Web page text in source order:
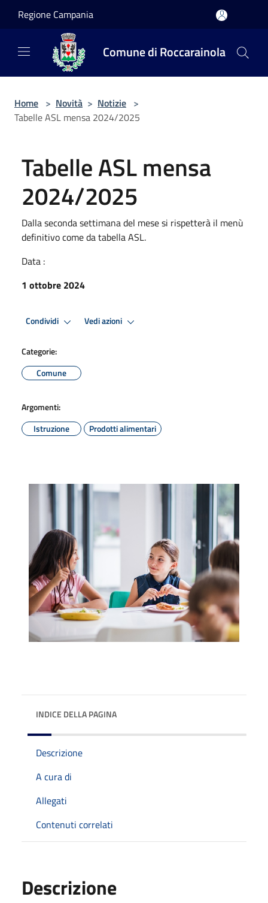
Regione Campania
Comune di Roccarainola
Home > Novità > Notizie >
Tabelle ASL mensa 2024/2025
Tabelle ASL mensa
2024/2025
Dalla seconda settimana del mese si rispetterà il menù
definitivo come da tabella ASL.
Data :
1 ottobre 2024
Condividi Vedi azioni
Categorie:
Comune
Argomenti:
Istruzione
Prodotti alimentari
INDICE DELLA PAGINA
Descrizione
A cura di
Allegati
Contenuti correlati
Descrizione